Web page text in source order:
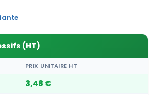
(HT)
PRIX UNITAIRE HT
3,48 €